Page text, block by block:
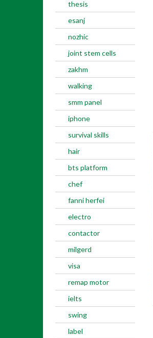
thesis
esanj
nozhic
joint stem cells
zakhm
walking
smm panel
iphone
survival skills
hair
bts platform
chef
fanni herfei
electro
contactor
milgerd
visa
remap motor
ielts
swing
label